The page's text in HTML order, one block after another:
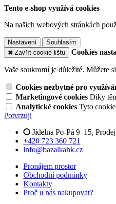
Tento e-shop využívá cookies
Na našich webových stránkách
Nastavení
Souhlasím
Zavřít cookie lištu
Cookies
Vaše soukromí je důležité. Můžete
Cookies nezbytné pro
Marketingové cookies Díky
Analytické cookies Tyto
Potvrzuji
Jídelna Po-Pá 9–15,
+420 723 360 721
info@bazalkahk.cz
Pronájem prostor
Obchodní podmínky
Kontakty
Proč u nás nakupovat?